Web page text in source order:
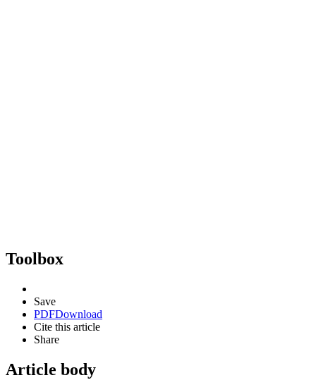
Toolbox
Save
PDFDownload
Cite this article
Share
Article body